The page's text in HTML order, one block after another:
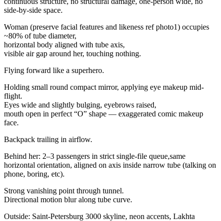
side-by-side space.
Woman (preserve facial features and likeness ref photo1) occupies
~80% of tube diameter,
horizontal body aligned with tube axis,
visible air gap around her, touching nothing.
Flying forward like a superhero.
Holding small round compact mirror, applying eye makeup mid-
flight.
Eyes wide and slightly bulging, eyebrows raised,
mouth open in perfect “O” shape — exaggerated comic makeup
face.
Backpack trailing in airflow.
Behind her: 2–3 passengers in strict single-file queue,same
horizontal orientation, aligned on axis inside narrow tube (talking on
phone, boring, etc).
Strong vanishing point through tunnel.
Directional motion blur along tube curve.
Outside: Saint-Petersburg 3000 skyline, neon accents, Lakhta